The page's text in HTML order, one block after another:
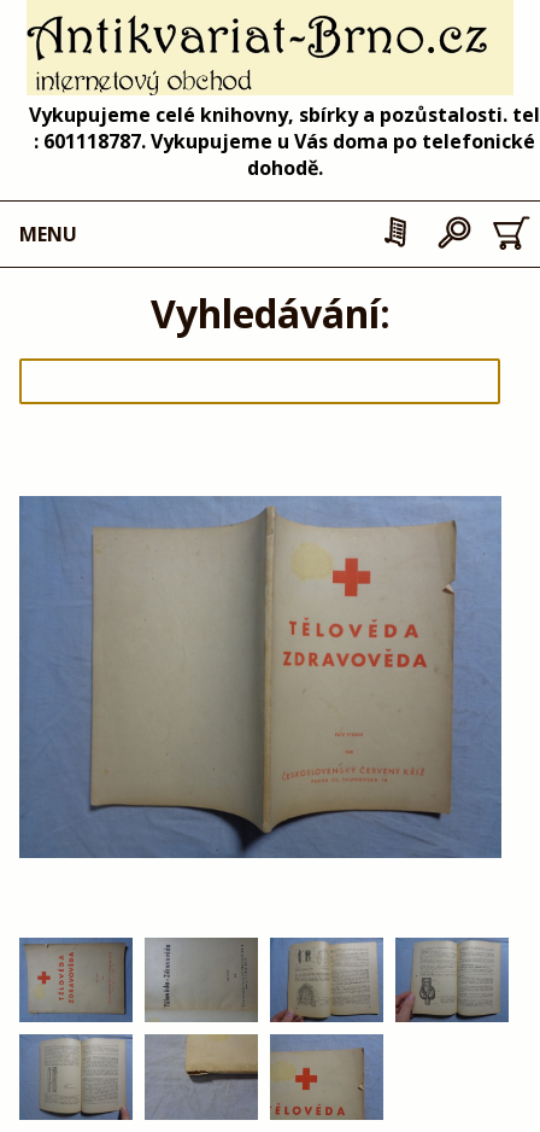
Vykupujeme celé knihovny, sbírky a pozůstalosti. tel
: 601118787. Vykupujeme u Vás doma po telefonické
dohodě.
MENU
Vyhledávání: